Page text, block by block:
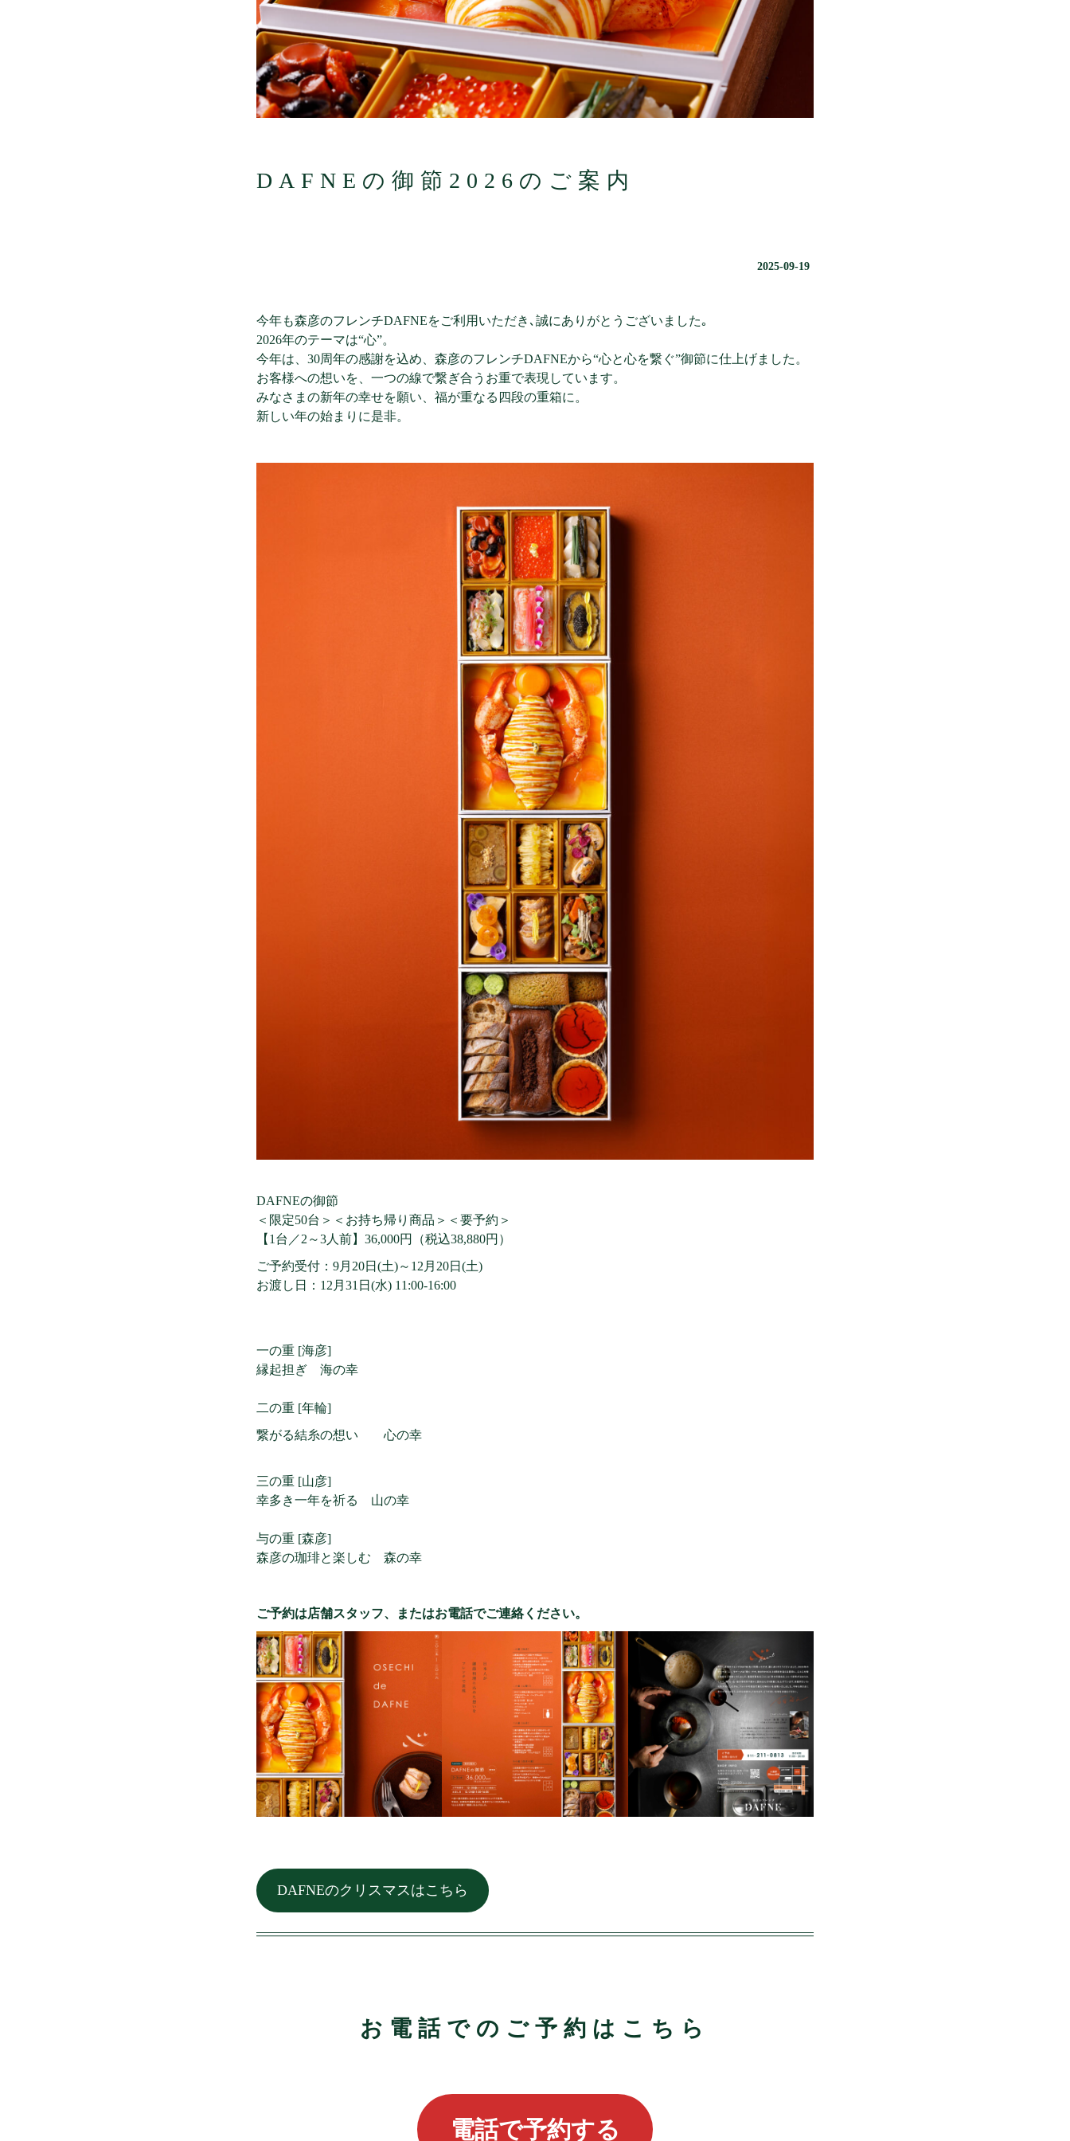
DAFNEの御節2026のご案内
2025-09-19
今年も森彦のフレンチDAFNEをご利用いただき､誠にありがとうございました｡
2026年のテーマは“心”。
今年は、30周年の感謝を込め、森彦のフレンチDAFNEから“心と心を繋ぐ”御節に仕上げました。
お客様への想いを、一つの線で繋ぎ合うお重で表現しています。
みなさまの新年の幸せを願い、福が重なる四段の重箱に。
新しい年の始まりに是非。
DAFNEの御節
＜限定50台＞＜お持ち帰り商品＞＜要予約＞
【1台／2～3人前】36,000円（税込38,880円）
ご予約受付：9月20日(土)～12月20日(土)
お渡し日：12月31日(水) 11:00-16:00
一の重 [海彦]
縁起担ぎ 海の幸
二の重 [年輪]
繋がる結糸の想い 心の幸
三の重 [山彦]
幸多き一年を祈る 山の幸
与の重 [森彦]
森彦の珈琲と楽しむ 森の幸
ご予約は店舗スタッフ、またはお電話でご連絡ください。
DAFNEのクリスマスはこちら
お電話でのご予約はこちら
電話で予約する